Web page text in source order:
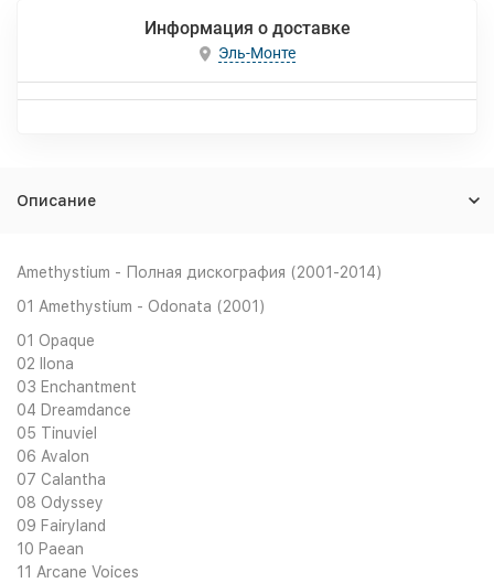
Информация о доставке
Эль-Монте
Описание
Amethystium - Полная дискография (2001-2014)
01 Amethystium - Odonata (2001)
01 Opaque
02 Ilona
03 Enchantment
04 Dreamdance
05 Tinuviel
06 Avalon
07 Calantha
08 Odyssey
09 Fairyland
10 Paean
11 Arcane Voices